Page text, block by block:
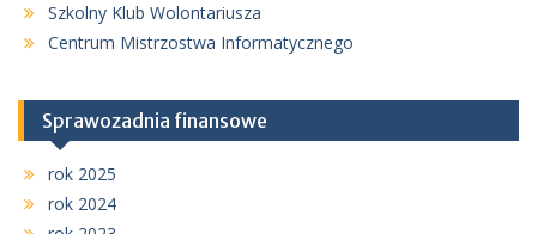
Szkolny Klub Wolontariusza
Centrum Mistrzostwa Informatycznego
Sprawozadnia finansowe
rok 2025
rok 2024